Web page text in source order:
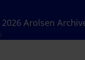
Arolsen